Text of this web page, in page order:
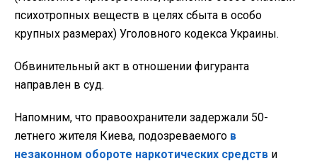
психотропных веществ в целях сбыта в особо
крупных размерах) Уголовного кодекса Украины.
Обвинительный акт в отношении фигуранта
направлен в суд.
Напомним, что правоохранители задержали 50-
летнего жителя Киева, подозреваемого в
незаконном обороте наркотических средств и